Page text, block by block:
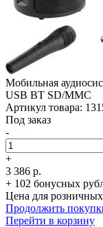
Мобильная
USB BT SD/­MMC
Артикул товара:
Под заказ
-
+
3 386 р.
+ 102 бонусных
Цена для
Продолжить
Перейти в корзину